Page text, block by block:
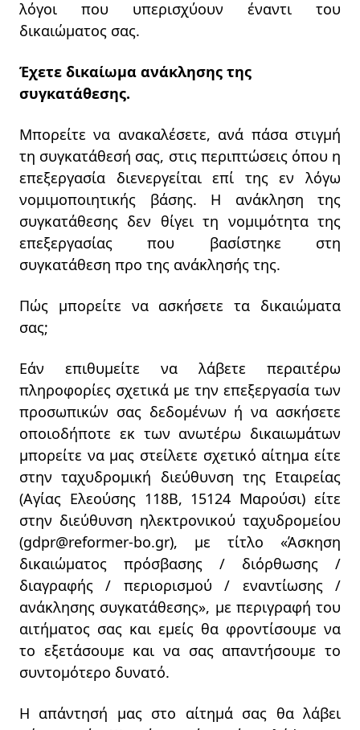
λόγοι που υπερισχύουν έναντι του
δικαιώματος σας.
Έχετε δικαίωμα ανάκλησης της
συγκατάθεσης.
Μπορείτε να ανακαλέσετε, ανά πάσα στιγμή
τη συγκατάθεσή σας, στις περιπτώσεις όπου η
επεξεργασία διενεργείται επί της εν λόγω
νομιμοποιητικής βάσης. Η ανάκληση της
συγκατάθεσης δεν θίγει τη νομιμότητα της
επεξεργασίας που βασίστηκε στη
συγκατάθεση προ της ανάκλησής της.
Πώς μπορείτε να ασκήσετε τα δικαιώματα
σας;
Εάν επιθυμείτε να λάβετε περαιτέρω
πληροφορίες σχετικά με την επεξεργασία των
προσωπικών σας δεδομένων ή να ασκήσετε
οποιοδήποτε εκ των ανωτέρω δικαιωμάτων
μπορείτε να μας στείλετε σχετικό αίτημα είτε
στην ταχυδρομική διεύθυνση της Εταιρείας
(Αγίας Ελεούσης 118Β, 15124 Μαρούσι) είτε
στην διεύθυνση ηλεκτρονικού ταχυδρομείου
(gdpr@reformer-bo.gr), με τίτλο «Άσκηση
δικαιώματος πρόσβασης / διόρθωσης /
διαγραφής / περιορισμού / εναντίωσης /
ανάκλησης συγκατάθεσης», με περιγραφή του
αιτήματος σας και εμείς θα φροντίσουμε να
το εξετάσουμε και να σας απαντήσουμε το
συντομότερο δυνατό.
Η απάντησή μας στο αίτημά σας θα λάβει